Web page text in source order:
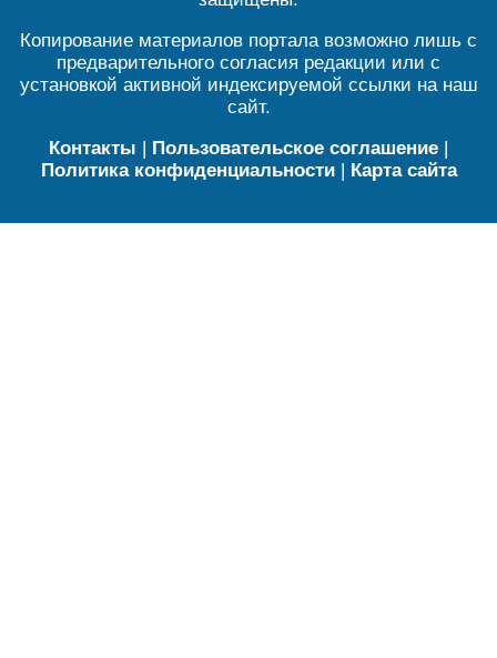
Копирование материалов портала возможно лишь с
предварительного согласия редакции или с
установкой активной индексируемой ссылки на наш
сайт.
Контакты | Пользовательское соглашение |
Политика конфиденциальности| Карта сайта